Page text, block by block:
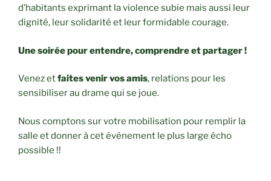
d’habitants exprimant la violence subie mais aussi leur
dignité, leur solidarité et leur formidable courage.
Une soirée pour entendre, comprendre et partager !
Venez etfaites venir vos amis, relations pour les
sensibiliser au drame qui se joue.
Nous comptons sur votre mobilisation pour remplir la
salle et donner à cet événement le plus large écho
possible !!